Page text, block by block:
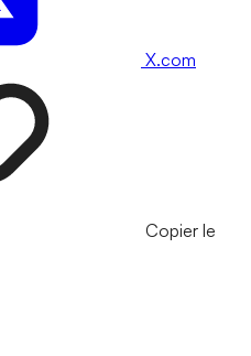
X.com
Copier le